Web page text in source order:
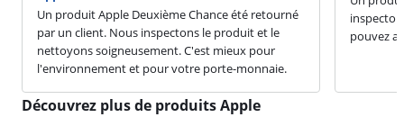
Un produit Apple Deuxième Chance été retourné
par un client. Nous inspectons le produit et le
nettoyons soigneusement. C'est mieux pour
l'environnement et pour votre porte-monnaie.
pouvez
Découvrez plus de produits Apple